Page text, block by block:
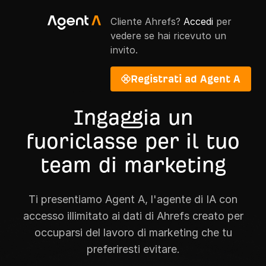
Cliente Ahrefs? Accedi per
vedere se hai ricevuto un
invito.
Registrati ad Agent A
Ingaggia un
fuoriclasse per il tuo
team di marketing
Ti presentiamo Agent A, l'agente di IA con
accesso illimitato ai dati di Ahrefs creato per
occuparsi del lavoro di marketing che tu
preferiresti evitare.